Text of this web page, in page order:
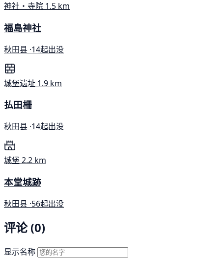
神社・寺院 1.5 km
福島神社
秋田县 ·14起出没
城堡遗址 1.9 km
払田柵
秋田县 ·14起出没
城堡 2.2 km
本堂城跡
秋田县 ·56起出没
评论 (0)
显示名称